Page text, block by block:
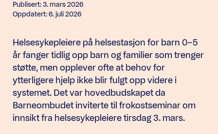
Publisert: 3. mars 2026
Oppdatert: 6. juli 2026
Helsesykepleiere på helsestasjon for barn 0–5
år fanger tidlig opp barn og familier som trenger
støtte, men opplever ofte at behov for
ytterligere hjelp ikke blir fulgt opp videre i
systemet. Det var hovedbudskapet da
Barneombudet inviterte til frokostseminar om
innsikt fra helsesykepleiere tirsdag 3. mars.